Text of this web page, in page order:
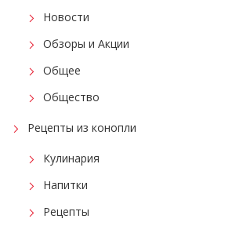
Новости
Обзоры и Акции
Общее
Общество
Рецепты из конопли
Кулинария
Напитки
Рецепты